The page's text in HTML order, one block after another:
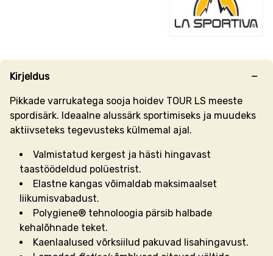
Kirjeldus
Pikkade varrukatega sooja hoidev TOUR LS meeste
spordisärk. Ideaalne alussärk sportimiseks ja muudeks
aktiivseteks tegevusteks külmemal ajal.
Valmistatud kergest ja hästi hingavast
taastöödeldud polüestrist.
Elastne kangas võimaldab maksimaalset
liikumisvabadust.
Polygiene® tehnoloogia pärsib halbade
kehalõhnade teket.
Kaenlaalused võrksiilud pakuvad lisahingavust.